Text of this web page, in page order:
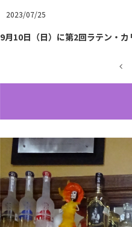
2023/07/25
9月10日（日）に第2回ラテン・